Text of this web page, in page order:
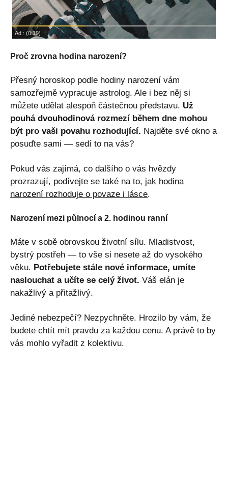
Proč zrovna hodina narození?
Přesný horoskop podle hodiny narození vám
samozřejmě vypracuje astrolog. Ale i bez něj si
můžete udělat alespoň částečnou představu. Už
pouhá dvouhodinová rozmezí během dne mohou
být pro vaši povahu rozhodující. Najděte své okno a
posuďte sami — sedí to na vás?
Pokud vás zajímá, co dalšího o vás hvězdy
prozrazují, podívejte se také na to, jak hodina
narození rozhoduje o povaze i lásce.
Narození mezi půlnocí a 2. hodinou ranní
Máte v sobě obrovskou životní sílu. Mladistvost,
bystrý postřeh — to vše si nesete až do vysokého
věku. Potřebujete stále nové informace, umíte
naslouchat a učíte se celý život. Váš elán je
nakažlivý a přitažlivý.
Jediné nebezpečí? Nezpychněte. Hrozilo by vám, že
budete chtít mít pravdu za každou cenu. A právě to by
vás mohlo vyřadit z kolektivu.